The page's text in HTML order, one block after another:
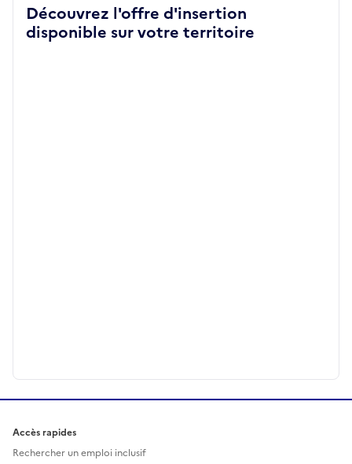
Découvrez l'offre d'insertion
disponible sur votre territoire
Accès rapides
Rechercher un emploi inclusif